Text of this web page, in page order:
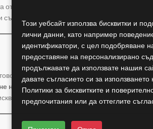
от измами;
на аналитични данни.
законодателство;
на съгласието
Този уебсайт използва бисквитки и
лични данни, като например
идентификатори, с цел подобряване
предоставяне на персонализирано
продължавате да използвате нашия
давате съгласието си за
Политики за бисквитките и
предпочитания или да оттеглите